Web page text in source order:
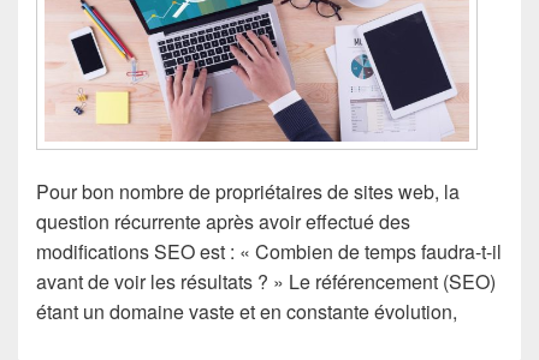
Pour bon nombre de propriétaires de sites web, la
question récurrente après avoir effectué des
modifications SEO est : « Combien de temps faudra-t-il
avant de voir les résultats ? » Le référencement (SEO)
étant un domaine vaste et en constante évolution,